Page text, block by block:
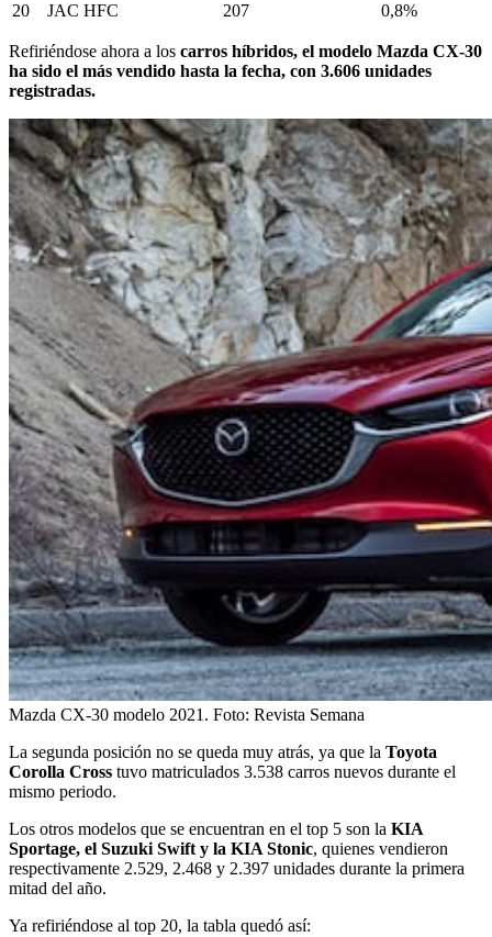
20
JAC HFC 207 0,8%
Refiriéndose ahora a los carros híbridos, el modelo Mazda CX-30
ha sido el más vendido hasta la fecha, con 3.606 unidades
registradas.
Mazda CX-30 modelo 2021. Foto: Revista Semana
La segunda posición no se queda muy atrás, ya que la Toyota
Corolla Cross tuvo matriculados 3.538 carros nuevos durante el
mismo periodo.
Los otros modelos que se encuentran en el top 5 son la KIA
Sportage, el Suzuki Swift y la KIA Stonic, quienes vendieron
respectivamente 2.529, 2.468 y 2.397 unidades durante la primera
mitad del año.
Ya refiriéndose al top 20, la tabla quedó así: